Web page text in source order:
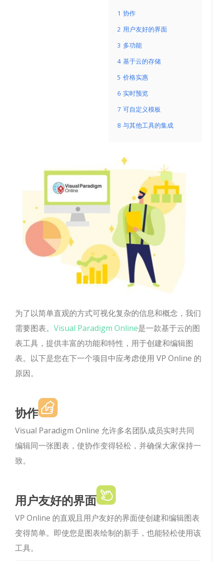
1 协作
2 用户友好的界面
3 多功能
4 基于云的存储
5 价格实惠
6 实时预览
7 可自定义模板
8 与其他工具的集成
为了以简单直观的方式可视化复杂的信息和概念，我们
需要图表。Visual Paradigm Online是一款基于云的图
表工具，提供丰富的功能和特性，用于创建和编辑图
表。以下是您在下一个项目中应考虑使用 VP Online 的
原因。
协作
Visual Paradigm Online 允许多名团队成员实时共同
编辑同一张图表，使协作变得轻松，并确保大家保持一
致。
用户友好的界面
VP Online 的直观且用户友好的界面使创建和编辑图表
变得简单。即使您是图表绘制的新手，也能轻松使用该
工具。